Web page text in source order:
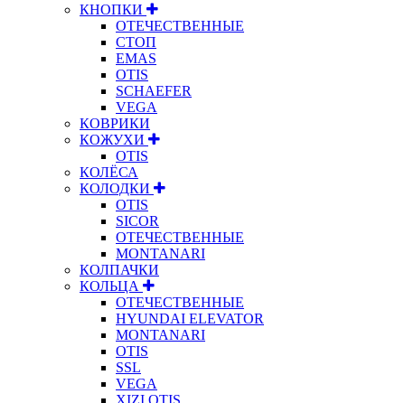
КНОПКИ
ОТЕЧЕСТВЕННЫЕ
СТОП
EMAS
OTIS
SCHAEFER
VEGA
КОВРИКИ
КОЖУХИ
OTIS
КОЛЁСА
КОЛОДКИ
OTIS
SICOR
ОТЕЧЕСТВЕННЫЕ
MONTANARI
КОЛПАЧКИ
КОЛЬЦА
ОТЕЧЕСТВЕННЫЕ
HYUNDAI ELEVATOR
MONTANARI
OTIS
SSL
VEGA
XIZI OTIS